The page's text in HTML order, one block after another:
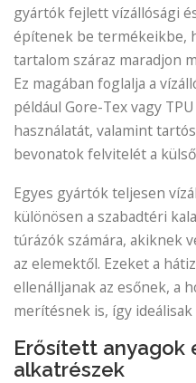
gyártók fejlett vízállósági
építenek be termékeikbe,
tartalom száraz maradjon
Ez magában foglalja a
például Gore-Tex vagy
használatát, valamint
bevonatok felvitelét a
Egyes gyártók teljesen
különösen a szabadtéri
túrázók számára, akiknek
az elemektől. Ezeket a
ellenálljanak az esőnek, a
merítésnek is, így
Erősített anyagok
alkatrészek